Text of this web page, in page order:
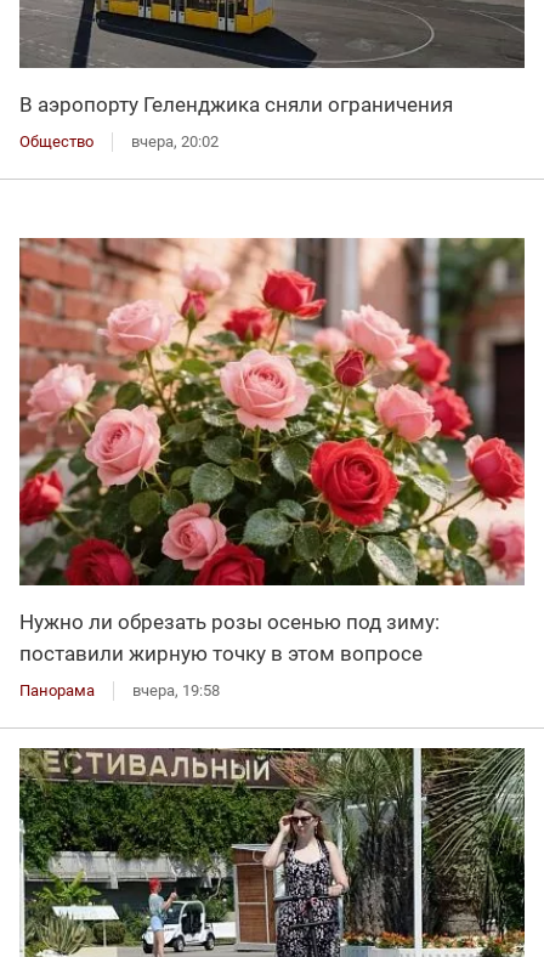
В аэропорту Геленджика сняли ограничения
Общество вчера, 20:02
Нужно ли обрезать розы осенью под зиму:
поставили жирную точку в этом вопросе
Панорама вчера, 19:58